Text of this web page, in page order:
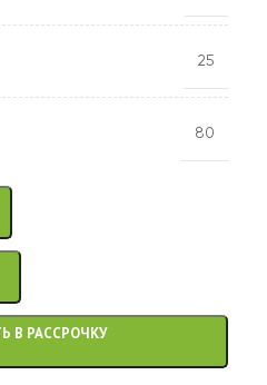
25
80
В РАССРОЧКУ